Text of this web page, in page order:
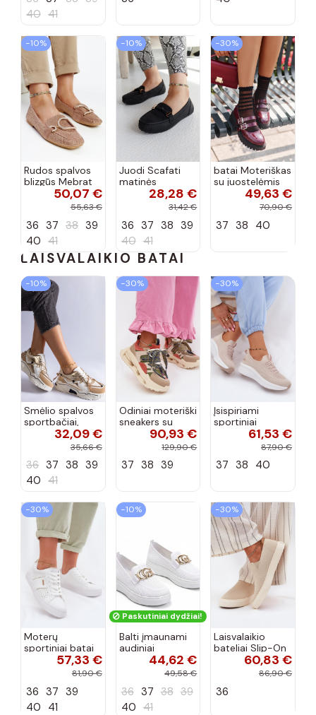
40 41
−10%
Rudos spalvos
blizgūs Mebrat
bateliai50,07 €
55,63 €
36 37 38 39
40 41
−10%
Juodi Scafati
matinės
apdailos bateliai
28,28 €
31,42 €
36 37 38 39
40 41
−30%
batai Moteriškas
su juostelėmis
su lako efektu
bordo spalvos
49,63 €
70,90 €
37 38 40
LAISVALAIKIO BATAI
−10%
Smėlio spalvos
sportbačiai,
dekoruoti Valdez
cirkonio virvele
32,09 €
35,66 €
36 37 38 39
40 41
−30%
Odiniai moteriški
sneakers su
platforma D&A
CR61-3133
90,93 €
129,90 €
37 38 39
−30%
Įsispiriami
sportiniai
bateliai Kobbo
102425 smėlio
61,53 €
87,90 €
37 38 40
−30%
Moterų
sportiniai batai
su ažūro
elementais Big
baltos spalvos
57,33 €
81,90 €
36 37 39
40 41
−10%
Paskutiniai dydžiai!
Balti įmaunami
audiniai
sportbačiai su
44,62 €
49,58 €
36 37 38 39
40 41
−30%
Laisvalaikio
bateliai Slip-On
Big Star
RR274721 smėlio
60,83 €
86,90 €
36